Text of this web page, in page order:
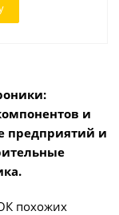
и
предприятий и
похожих